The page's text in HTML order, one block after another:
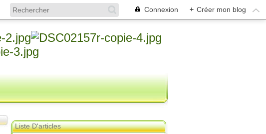
Connexion + Créer mon blog
Liste D'articles